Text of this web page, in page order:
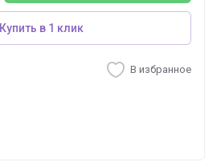
Купить в 1 клик
В избранное